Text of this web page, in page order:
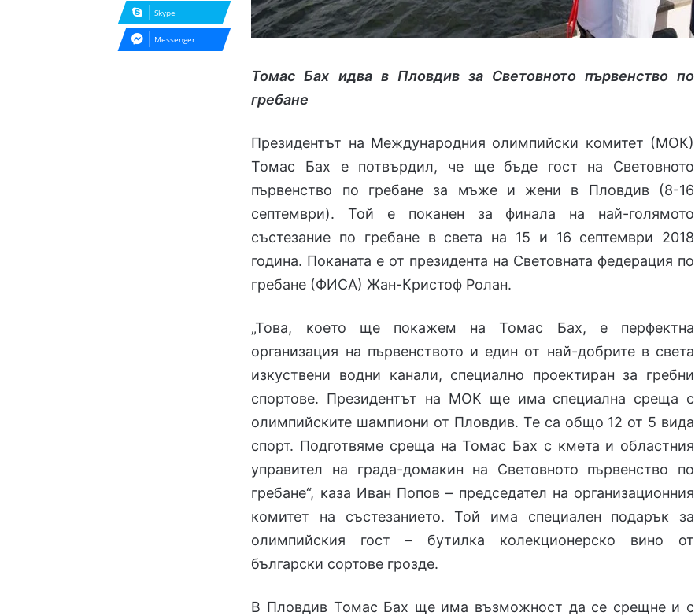
Томас Бах идва в Пловдив за Световното първенство по
гребане
Президентът на Международния олимпийски комитет (МОК)
Томас Бах е потвърдил, че ще бъде гост на Световното
първенство по гребане за мъже и жени в Пловдив (8-16
септември). Той е поканен за финала на най-голямото
състезание по гребане в света на 15 и 16 септември 2018
година. Поканата е от президента на Световната федерация по
гребане (ФИСА) Жан-Кристоф Ролан.
„Това, което ще покажем на Томас Бах, е перфектна
организация на първенството и един от най-добрите в света
изкуствени водни канали, специално проектиран за гребни
спортове. Президентът на МОК ще има специална среща с
олимпийските шампиони от Пловдив. Те са общо 12 от 5 вида
спорт. Подготвяме среща на Томас Бах с кмета и областния
управител на града-домакин на Световното първенство по
гребане“, каза Иван Попов – председател на организационния
комитет на състезанието. Той има специален подарък за
олимпийския гост – бутилка колекционерско вино от
български сортове грозде.
В Пловдив Томас Бах ще има възможност да се срещне и с
Skype
Messenger